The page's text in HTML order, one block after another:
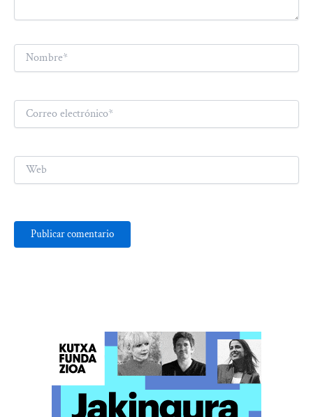
Nombre*
Correo
electrónico*
Web